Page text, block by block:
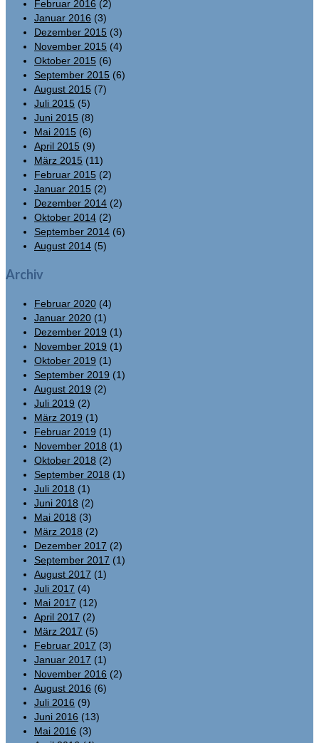
Februar 2016 (2)
Januar 2016 (3)
Dezember 2015 (3)
November 2015 (4)
Oktober 2015 (6)
September 2015 (6)
August 2015 (7)
Juli 2015 (5)
Juni 2015 (8)
Mai 2015 (6)
April 2015 (9)
März 2015 (11)
Februar 2015 (2)
Januar 2015 (2)
Dezember 2014 (2)
Oktober 2014 (2)
September 2014 (6)
August 2014 (5)
Archiv
Februar 2020 (4)
Januar 2020 (1)
Dezember 2019 (1)
November 2019 (1)
Oktober 2019 (1)
September 2019 (1)
August 2019 (2)
Juli 2019 (2)
März 2019 (1)
Februar 2019 (1)
November 2018 (1)
Oktober 2018 (2)
September 2018 (1)
Juli 2018 (1)
Juni 2018 (2)
Mai 2018 (3)
März 2018 (2)
Dezember 2017 (2)
September 2017 (1)
August 2017 (1)
Juli 2017 (4)
Mai 2017 (12)
April 2017 (2)
März 2017 (5)
Februar 2017 (3)
Januar 2017 (1)
November 2016 (2)
August 2016 (6)
Juli 2016 (9)
Juni 2016 (13)
Mai 2016 (3)